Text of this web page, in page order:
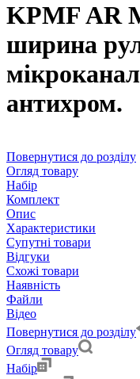
KPMF AR
ширина
антихром.
Повернутися до розділу
Огляд товару
Набір
Комплект
Опис
Характеристики
Супутні товари
Відгуки
Схожі товари
Наявність
Файли
Відео
Повернутися до розділу
Огляд товару
Набір